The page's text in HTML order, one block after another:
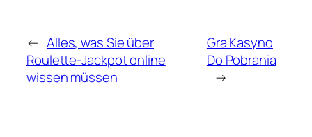
← Alles, was Sie über
Roulette-Jackpot online
wissen müssen
Gra Kasyno
Do Pobrania
→